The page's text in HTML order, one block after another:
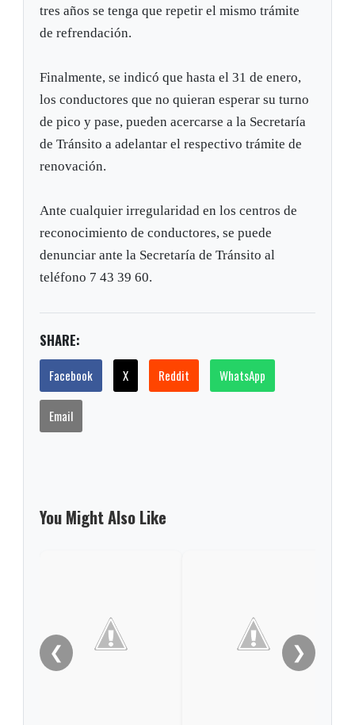
tres años se tenga que repetir el mismo trámite
de refrendación.
Finalmente, se indicó que hasta el 31 de enero,
los conductores que no quieran esperar su turno
de pico y pase, pueden acercarse a la Secretaría
de Tránsito a adelantar el respectivo trámite de
renovación.
Ante cualquier irregularidad en los centros de
reconocimiento de conductores, se puede
denunciar ante la Secretaría de Tránsito al
teléfono 7 43 39 60.
SHARE:
Facebook X Reddit WhatsApp
Email
You Might Also Like
❮ ❯